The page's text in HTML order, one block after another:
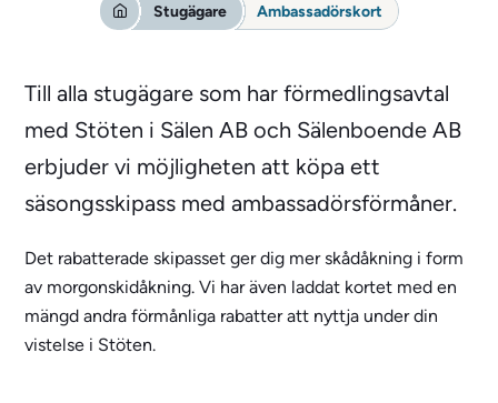
Stugägare Ambassadörskort
Till alla stugägare som har förmedlingsavtal
med Stöten i Sälen AB och Sälenboende AB
erbjuder vi möjligheten att köpa ett
säsongsskipass med ambassadörsförmåner.
Det rabatterade skipasset ger dig mer skådåkning i form
av morgonskidåkning. Vi har även laddat kortet med en
mängd andra förmånliga rabatter att nyttja under din
vistelse i Stöten.